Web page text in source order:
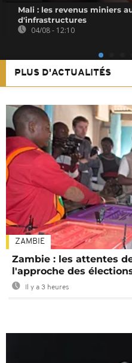
Mali : les revenus miniers
d'infrastructures
04/08 - 12:10
PLUS D'ACTUALITÉS
ZAMBIE
Zambie : les attentes
l'approche des
Il y a 3 heures